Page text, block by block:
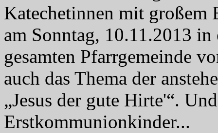
Katechetinnen mit großem
am Sonntag, 10.11.2013
gesamten Pfarrgemeinde
auch das Thema der
„Jesus der gute Hirte'“.
Erstkommunionkinder...